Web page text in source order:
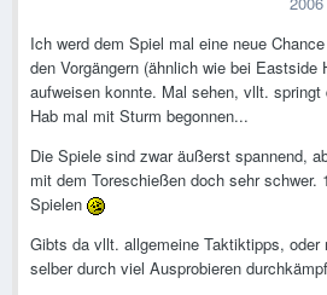
Ich werd dem Spiel mal eine neue
den Vorgängern (ähnlich wie bei Eastside
aufweisen konnte. Mal sehen, vllt. springt
Hab mal mit Sturm begonnen...
Die Spiele sind zwar äußerst spannend,
mit dem Toreschießen doch sehr
Spielen
Gibts da vllt. allgemeine Taktiktipps,
selber durch viel Ausprobieren